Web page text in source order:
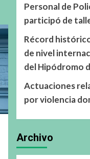
Personal de
participó de
Récord
de nivel
del Hipódromo
Actuaciones
por violencia
Archivo